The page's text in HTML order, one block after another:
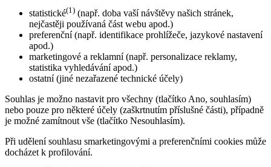
statistické(1) (např. doba vaší návštěvy našich stránek,
nejčastěji používaná část webu apod.)
preferenční (např. identifikace prohlížeče, jazykové nastavení
apod.)
marketingové a reklamní (např. personalizace reklamy,
statistika vyhledávání apod.)
ostatní (jiné nezařazené technické účely)
Souhlas je možno nastavit pro všechny (tlačítko Ano, souhlasím)
nebo pouze pro některé účely (zaškrtnutím příslušné části), případně
je možné zamítnout vše (tlačítko Nesouhlasím).
Při udělení souhlasu smarketingovými a preferenčními cookies může
docházet k profilování.